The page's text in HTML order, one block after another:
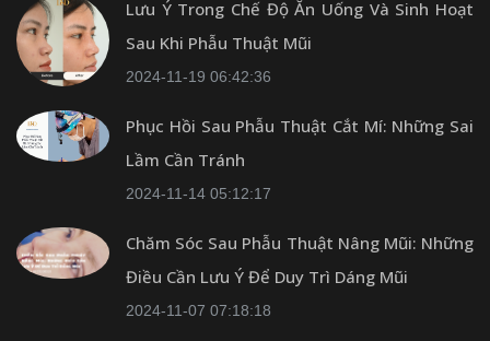
Lưu Ý Trong Chế Độ Ăn Uống Và Sinh Hoạt
Sau Khi Phẫu Thuật Mũi
2024-11-19 06:42:36
Phục Hồi Sau Phẫu Thuật Cắt Mí: Những Sai
Lầm Cần Tránh
2024-11-14 05:12:17
Chăm Sóc Sau Phẫu Thuật Nâng Mũi: Những
Điều Cần Lưu Ý Để Duy Trì Dáng Mũi
2024-11-07 07:18:18